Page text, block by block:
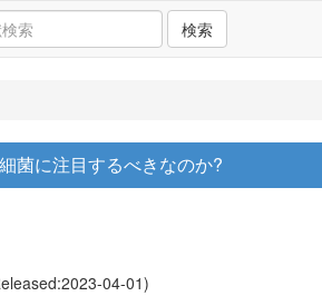
検索
菌に注目するべきなのか?
04-01)